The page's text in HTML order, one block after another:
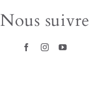
Nous suivre